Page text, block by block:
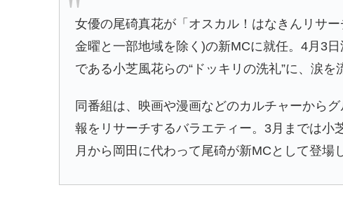
女優の尾碕真花が「オスカル！はなきんリサ
金曜と一部地域を除く)の新MCに就任。4月3
である小芝風花らの“ドッキリの洗礼”に、涙を
同番組は、映画や漫画などのカルチャーから
報をリサーチするバラエティー。3月までは
月から岡田に代わって尾碕が新MCとして登場